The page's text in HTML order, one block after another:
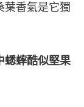
葉香氣是它獨
蟋蟀酷似堅果